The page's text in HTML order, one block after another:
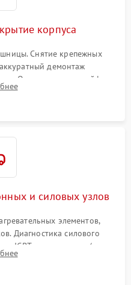
корпуса
Снятие крепежных
демонтаж
Отсоединение шлейфов
силовым платам, катушкам
и силовых узлов
элементов,
Диагностика силового
и IGBT-транзисторов (для
контроля (для газовых